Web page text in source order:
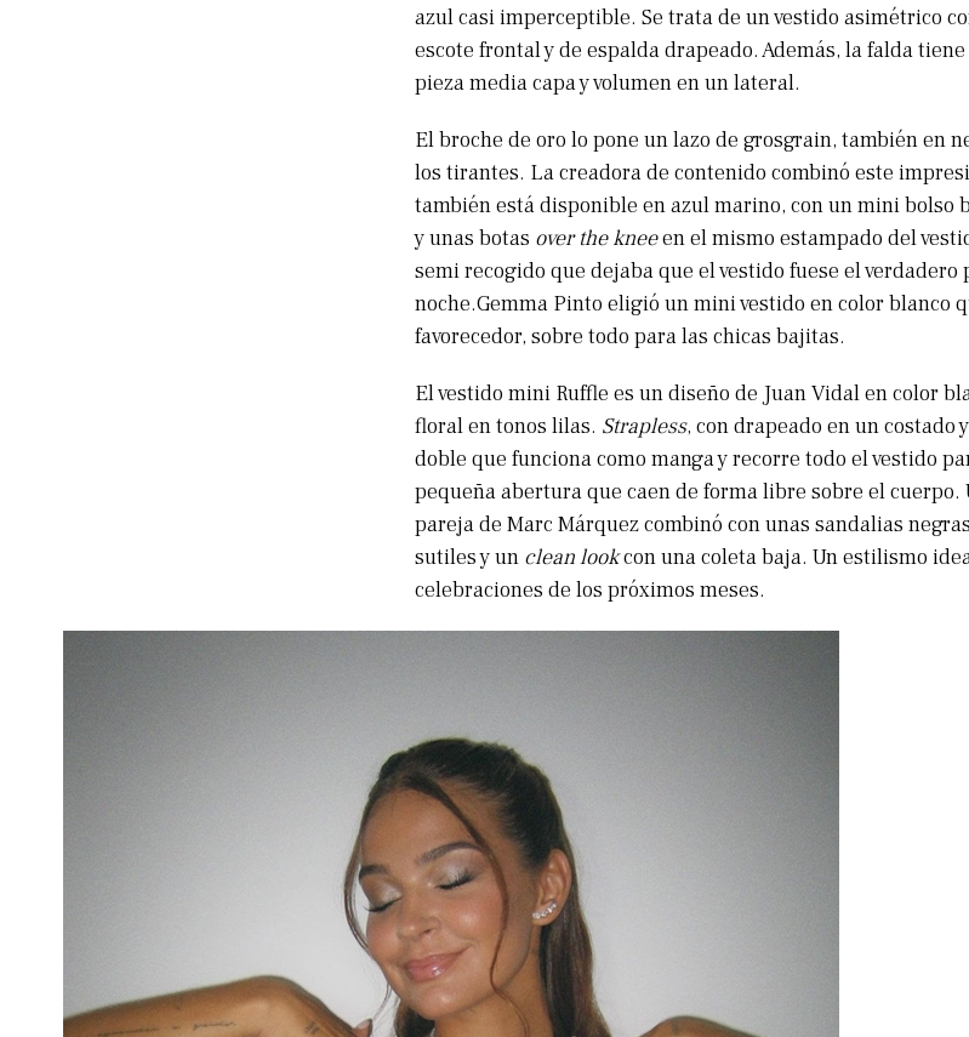
azul casi imperceptible. Se trata de un vestido asimétrico
escote frontal y de espalda drapeado. Además, la falda
pieza media capa y volumen en un lateral.
El broche de oro lo pone un lazo de grosgrain, también en
los tirantes. La creadora de contenido combinó este
también está disponible en azul marino, con un mini bolso
y unas botas over the kneeen el mismo estampado del
semi recogido que dejaba que el vestido fuese el
noche.Gemma Pinto eligió un mini vestido en color blanco
favorecedor, sobre todo para las chicas bajitas.
El vestido mini Ruffle es un diseño de Juan Vidal en color
floral en tonos lilas. Strapless, con drapeado en un costado
doble que funciona como manga y recorre todo el vestido
pequeña abertura que caen de forma libre sobre el cuerpo.
pareja de Marc Márquez combinó con unas sandalias
sutiles y un clean lookcon una coleta baja. Un estilismo
celebraciones de los próximos meses.